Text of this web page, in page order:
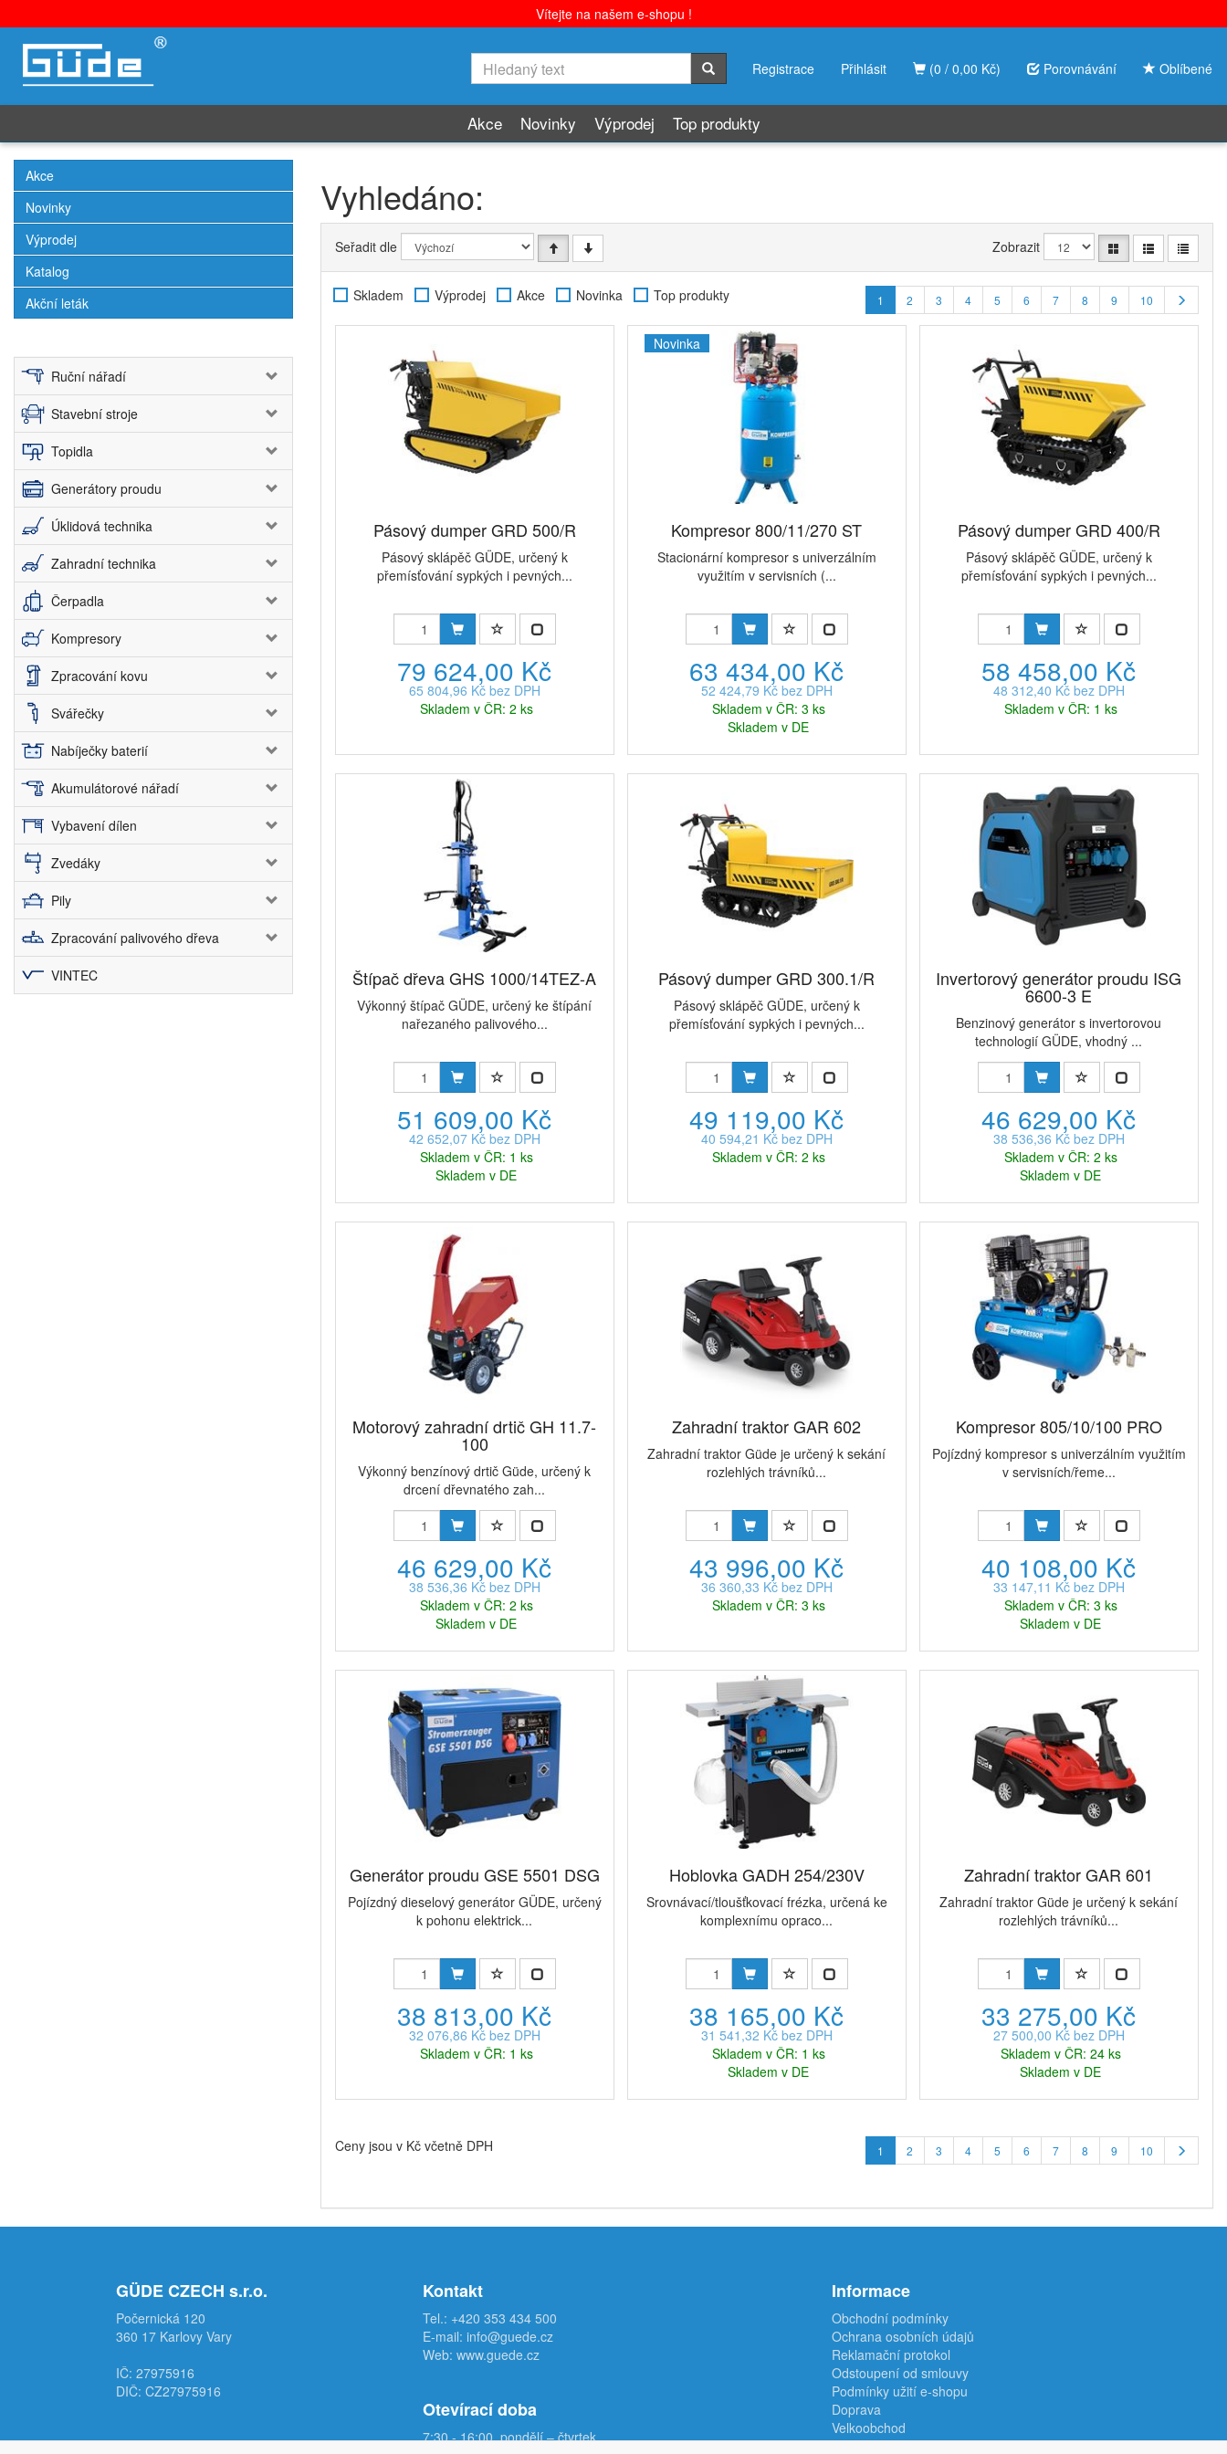
Vítejte na našem e-shopu !
(0 / 0,00 Kč) Porovnávání Oblíbené
Registrace Přihlásit
Akce Novinky Výprodej Top produkty
Akce
Novinky
Výprodej
Katalog
Akční leták
Ruční nářadí
Stavební stroje
Topidla
Generátory proudu
Úklidová technika
Zahradní technika
Čerpadla
Kompresory
Zpracování kovu
Svářečky
Nabíječky baterií
Akumulátorové nářadí
Vybavení dílen
Zvedáky
Pily
Zpracování palivového dřeva
VINTEC
Vyhledáno:
Seřadit dle Zobrazit
Skladem Výprodej Akce Novinka Top produkty 1 2 3 4 5 6 7 8 9 10
Pásový dumper GRD 500/R
Pásový sklápěč GÜDE, určený k
přemísťování sypkých i pevných...
79 624,00 Kč
65 804,96 Kč bez DPH
Skladem v ČR: 2 ks
Novinka
Kompresor 800/11/270 ST
Stacionární kompresor s univerzálním
využitím v servisních (...
63 434,00 Kč
52 424,79 Kč bez DPH
Skladem v ČR: 3 ks
Skladem v DE
Pásový dumper GRD 400/R
Pásový sklápěč GÜDE, určený k
přemísťování sypkých i pevných...
58 458,00 Kč
48 312,40 Kč bez DPH
Skladem v ČR: 1 ks
Štípač dřeva GHS 1000/14TEZ-A
Výkonný štípač GÜDE, určený ke štípání
nařezaného palivového...
51 609,00 Kč
42 652,07 Kč bez DPH
Skladem v ČR: 1 ks
Skladem v DE
Pásový dumper GRD 300.1/R
Pásový sklápěč GÜDE, určený k
přemísťování sypkých i pevných...
49 119,00 Kč
40 594,21 Kč bez DPH
Skladem v ČR: 2 ks
Invertorový generátor proudu ISG
6600-3 E
Benzinový generátor s invertorovou
technologií GÜDE, vhodný ...
46 629,00 Kč
38 536,36 Kč bez DPH
Skladem v ČR: 2 ks
Skladem v DE
Motorový zahradní drtič GH 11.7-
100
Výkonný benzínový drtič Güde, určený k
drcení dřevnatého zah...
46 629,00 Kč
38 536,36 Kč bez DPH
Skladem v ČR: 2 ks
Skladem v DE
Zahradní traktor GAR 602
Zahradní traktor Güde je určený k sekání
rozlehlých trávníků...
43 996,00 Kč
36 360,33 Kč bez DPH
Skladem v ČR: 3 ks
Kompresor 805/10/100 PRO
Pojízdný kompresor s univerzálním využitím
v servisních/řeme...
40 108,00 Kč
33 147,11 Kč bez DPH
Skladem v ČR: 3 ks
Skladem v DE
Generátor proudu GSE 5501 DSG
Pojízdný dieselový generátor GÜDE, určený
k pohonu elektrick...
38 813,00 Kč
32 076,86 Kč bez DPH
Skladem v ČR: 1 ks
Hoblovka GADH 254/230V
Srovnávací/tloušťkovací frézka, určená ke
komplexnímu opraco...
38 165,00 Kč
31 541,32 Kč bez DPH
Skladem v ČR: 1 ks
Skladem v DE
Zahradní traktor GAR 601
Zahradní traktor Güde je určený k sekání
rozlehlých trávníků...
33 275,00 Kč
27 500,00 Kč bez DPH
Skladem v ČR: 24 ks
Skladem v DE
Ceny jsou v Kč včetně DPH 1 2 3 4 5 6 7 8 9 10
GÜDE CZECH s.r.o.
Počernická 120
360 17 Karlovy Vary
IČ: 27975916
DIČ: CZ27975916
Kontakt
Tel.: +420 353 434 500
E-mail: info@guede.cz
Web: www.guede.cz
Otevírací doba
7:30 - 16:00, pondělí – čtvrtek
Informace
Obchodní podmínky
Ochrana osobních údajů
Reklamační protokol
Odstoupení od smlouvy
Podmínky užití e-shopu
Doprava
Velkoobchod
Kontakt